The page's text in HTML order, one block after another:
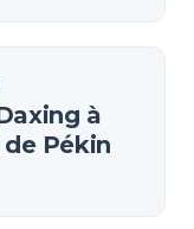
à
Pékin